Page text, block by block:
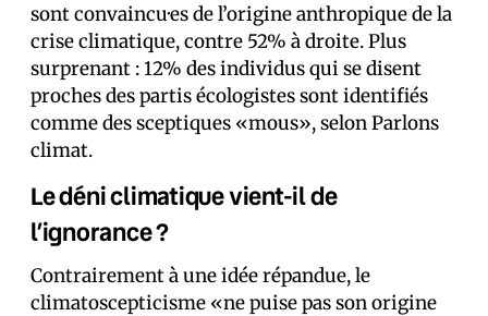
sont convaincu·es de l’origine anthropique de la
crise climatique, contre 52% à droite. Plus
surprenant : 12% des individus qui se disent
proches des partis écologistes sont identifiés
comme des sceptiques «mous», selon Parlons
climat.
Le déni climatique vient-il de
l’ignorance ?
Contrairement à une idée répandue, le
climatoscepticisme «ne puise pas son origine